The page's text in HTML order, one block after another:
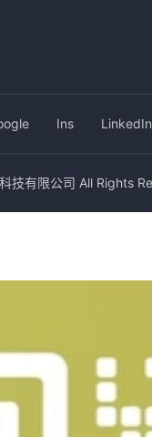
Ins LinkedIn
技有限公司 All Rights